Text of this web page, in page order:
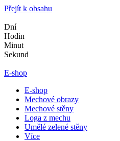
Přejít k obsahu
Dní
Hodin
Minut
Sekund
E-shop
E-shop
Mechové obrazy
Mechové stěny
Loga z mechu
Umělé zelené stěny
Více